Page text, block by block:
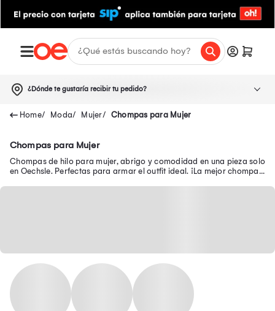
¿Dónde te gustaría recibir tu pedido?
Moda Mujer Chompas para Mujer
Chompas para Mujer
Chompas de hilo para mujer, abrigo y comodidad en una pieza solo
en Oechsle. Perfectas para armar el outfit ideal. ¡La mejor chompa